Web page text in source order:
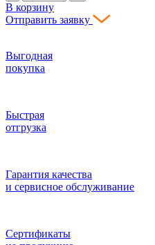
В корзину
Отправить заявку
Выгодная
покупка
Быстрая
отгрузка
Гарантия качества
и сервисное обслуживание
Сертификаты